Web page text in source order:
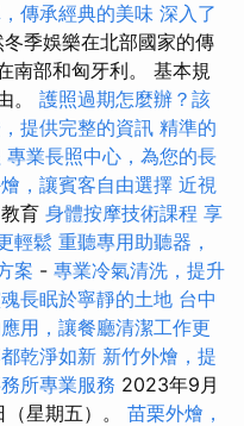
傳承經典的美味 深入了
冬季娛樂在北部國家的傳
南部和匈牙利。 基本規
。 護照過期怎麼辦？該
提供完整的資訊 精準的
專業長照中心，為您的長
，讓賓客自由選擇 近視
教育 身體按摩技術課程 享
輕鬆 重聽專用助聽器，
案 - 專業冷氣清洗，提升
長眠於寧靜的土地 台中
用，讓餐廳清潔工作更
乾淨如新 新竹外燴，提
所專業服務 2023年9月
星期五）。 苗栗外燴，